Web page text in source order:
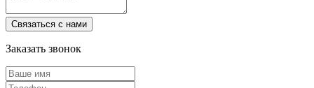
Заказать звонок